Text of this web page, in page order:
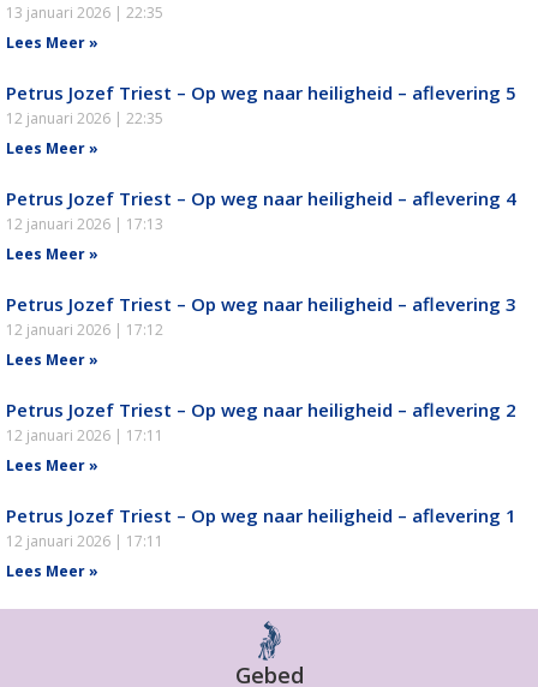
13 januari 2026
22:35
Lees Meer »
Petrus Jozef Triest – Op weg naar heiligheid – aflevering 5
12 januari 2026
22:35
Lees Meer »
Petrus Jozef Triest – Op weg naar heiligheid – aflevering 4
12 januari 2026
17:13
Lees Meer »
Petrus Jozef Triest – Op weg naar heiligheid – aflevering 3
12 januari 2026
17:12
Lees Meer »
Petrus Jozef Triest – Op weg naar heiligheid – aflevering 2
12 januari 2026
17:11
Lees Meer »
Petrus Jozef Triest – Op weg naar heiligheid – aflevering 1
12 januari 2026
17:11
Lees Meer »
Gebed